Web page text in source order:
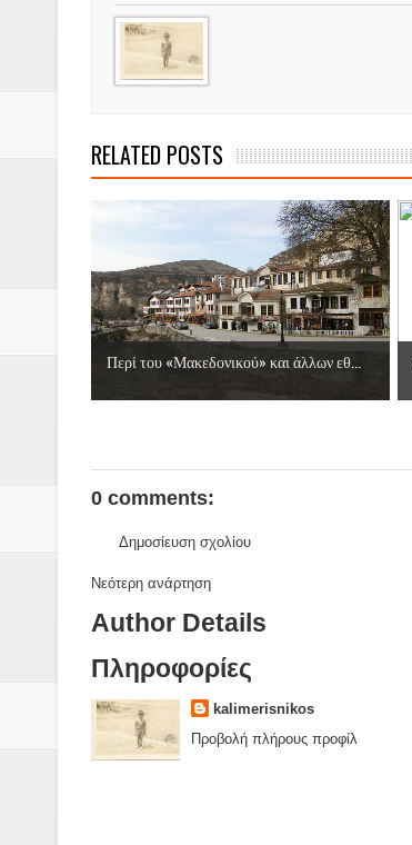
RELATED POSTS
Περί του «Μακεδονικού» και άλλων εθ...
0 comments:
Δημοσίευση σχολίου
Νεότερη ανάρτηση
Author Details
Πληροφορίες
kalimerisnikos
Προβολή πλήρους προφίλ